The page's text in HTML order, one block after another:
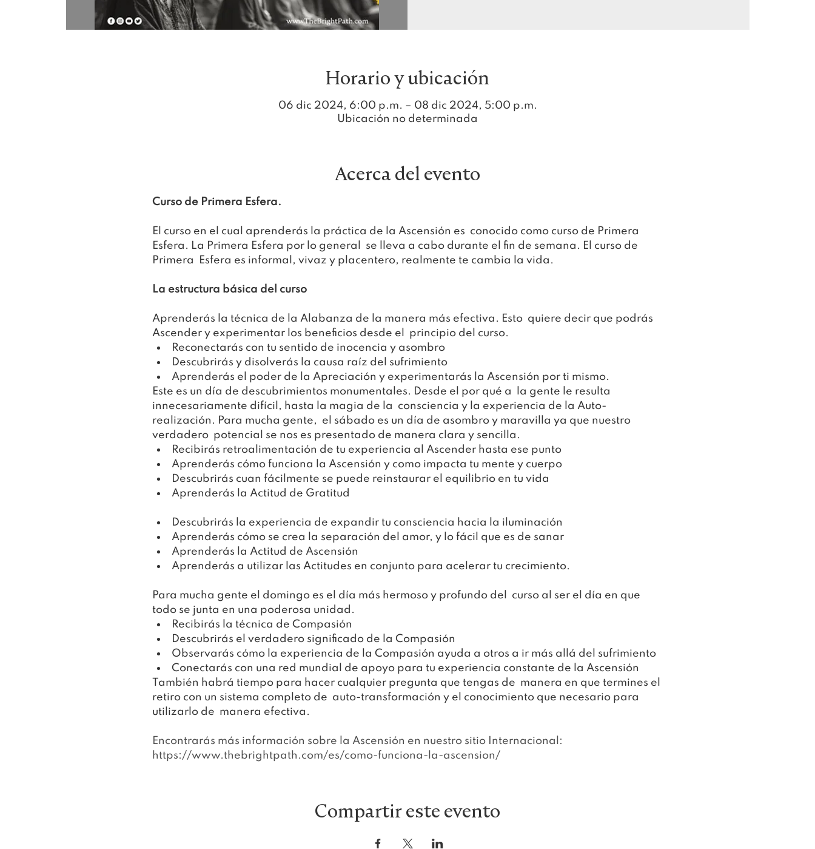
Horario y ubicación
06 dic 2024, 6:00 p.m. – 08 dic 2024, 5:00 p.m.
Ubicación no determinada
Acerca del evento
Curso de Primera Esfera.
El curso en el cual aprenderás la práctica de la Ascensión es  conocido como curso de Primera
Esfera. La Primera Esfera por lo general  se lleva a cabo durante el fin de semana. El curso de
Primera  Esfera es informal, vivaz y placentero, realmente te cambia la vida.
La estructura básica del curso
Aprenderás la técnica de la Alabanza de la manera más efectiva. Esto  quiere decir que podrás
Ascender y experimentar los beneficios desde el  principio del curso.
Reconectarás con tu sentido de inocencia y asombro
Descubrirás y disolverás la causa raíz del sufrimiento
Aprenderás el poder de la Apreciación y experimentarás la Ascensión por ti mismo.
Este es un día de descubrimientos monumentales. Desde el por qué a  la gente le resulta
innecesariamente difícil, hasta la magia de la  consciencia y la experiencia de la Auto-
realización. Para mucha gente,  el sábado es un día de asombro y maravilla ya que nuestro
verdadero  potencial se nos es presentado de manera clara y sencilla.
Recibirás retroalimentación de tu experiencia al Ascender hasta ese punto
Aprenderás cómo funciona la Ascensión y como impacta tu mente y cuerpo
Descubrirás cuan fácilmente se puede reinstaurar el equilibrio en tu vida
Aprenderás la Actitud de Gratitud
Descubrirás la experiencia de expandir tu consciencia hacia la iluminación
Aprenderás cómo se crea la separación del amor, y lo fácil que es de sanar
Aprenderás la Actitud de Ascensión
Aprenderás a utilizar las Actitudes en conjunto para acelerar tu crecimiento.
Para mucha gente el domingo es el día más hermoso y profundo del  curso al ser el día en que
todo se junta en una poderosa unidad.
Recibirás la técnica de Compasión
Descubrirás el verdadero significado de la Compasión
Observarás cómo la experiencia de la Compasión ayuda a otros a ir más allá del sufrimiento
Conectarás con una red mundial de apoyo para tu experiencia constante de la Ascensión
También habrá tiempo para hacer cualquier pregunta que tengas de  manera en que termines el
retiro con un sistema completo de  auto-transformación y el conocimiento que necesario para
utilizarlo de  manera efectiva.
Encontrarás más información sobre la Ascensión en nuestro sitio Internacional:
https://www.thebrightpath.com/es/como-funciona-la-ascension/
Compartir este evento